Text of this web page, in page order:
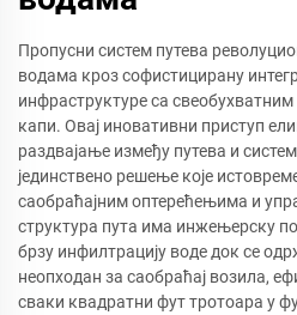
Пропусни систем путева
водама кроз софистицирану
инфраструктуре са
капи. Овај иновативни приступ
раздвајање између путева и
јединствено решење које
саобраћајним оптерећењима и
структура пута има инжењерску
брзу инфилтрацију воде док се
неопходан за саобраћај возила,
сваки квадратни фут тротоара у